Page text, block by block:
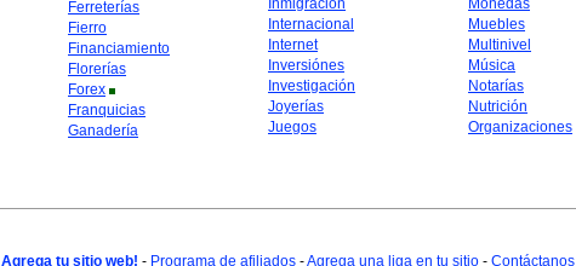
Ferreterías
Fierro
Financiamiento
Florerías
Forex
Franquicias
Ganadería
Inmigración
Internacional
Internet
Inversiónes
Investigación
Joyerías
Juegos
Monedas
Muebles
Multinivel
Música
Notarías
Nutrición
Organizaciones
Agrega tu sitio web! - Programa de afiliados -Agrega una liga en tu sitio - Contáctanos